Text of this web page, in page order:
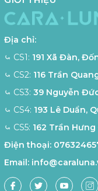
Địa chỉ:
⤿ CS1: 191 Xã Đàn,
⤿ CS2: 116 Trần
⤿ CS3: 39 Nguyễn
⤿ CS4: 193 Lê Duẩn,
⤿ CS5: 162 Trần
Điện thoại:
Email: